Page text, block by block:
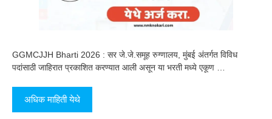
GGMCJJH Bharti 2026 : सर जे.जे.समूह रुग्णालय, मुंबई अंतर्गत विविध
पदांसाठी जाहिरात प्रकाशित करण्यात आली असून या भरती मध्ये एकूण …
अधिक माहिती येथे